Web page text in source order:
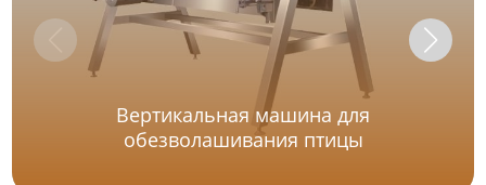
Вертикальная машина для
обезволашивания птицы